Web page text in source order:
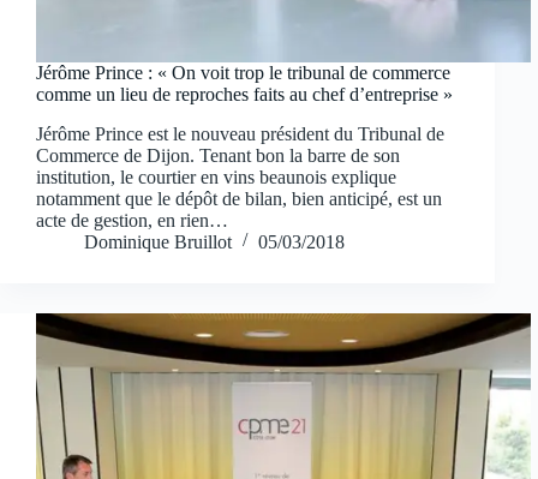
Jérôme Prince : « On voit trop le tribunal de commerce
comme un lieu de reproches faits au chef d’entreprise »
Jérôme Prince est le nouveau président du Tribunal de
Commerce de Dijon. Tenant bon la barre de son
institution, le courtier en vins beaunois explique
notamment que le dépôt de bilan, bien anticipé, est un
acte de gestion, en rien…
Dominique Bruillot
05/03/2018